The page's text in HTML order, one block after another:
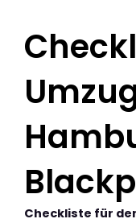
Checkliste für